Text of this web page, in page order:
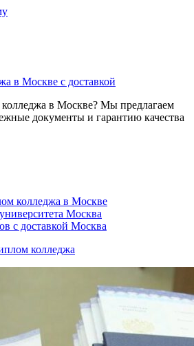
в Москве с доставкой
в Москве? Мы предлагаем
документы и гарантию качества
колледжа в Москве
Москва
с доставкой Москва
колледжа